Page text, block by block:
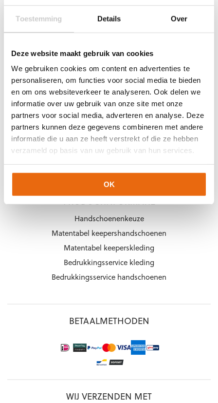
Toestemming Details Over
Deze website maakt gebruik van cookies
We gebruiken cookies om content en advertenties te
personaliseren, om functies voor social media te bieden
en om ons websiteverkeer te analyseren. Ook delen we
informatie over uw gebruik van onze site met onze
partners voor social media, adverteren en analyse. Deze
partners kunnen deze gegevens combineren met andere
informatie die u aan ze heeft verstrekt of die ze hebben
verzameld op basis van uw gebruik van hun services.
OK
Mijn bestelling
Betaling & Levering
Garantie
KEEPERSHANDSCHOENEN.NL
Over ons
Over Arjan Heerland
Vacatures
Blogs
Contact
PRODUCTINFORMATIE
Handschoenenkeuze
Matentabel keepershandschoenen
Matentabel keeperskleding
Bedrukkingsservice kleding
Bedrukkingsservice handschoenen
BETAALMETHODEN
WIJ VERZENDEN MET